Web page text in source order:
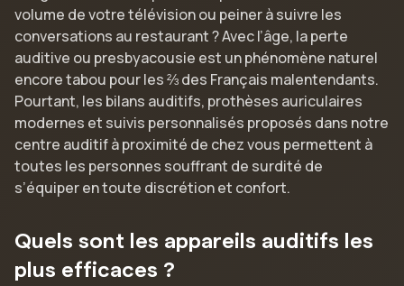
volume de votre télévision ou peiner à suivre les
conversations au restaurant ? Avec l’âge, la perte
auditive ou presbyacousie est un phénomène naturel
encore tabou pour les ⅔ des Français malentendants.
Pourtant, les bilans auditifs, prothèses auriculaires
modernes et suivis personnalisés proposés dans notre
centre auditif à proximité de chez vous permettent à
toutes les personnes souffrant de surdité de
s’équiper en toute discrétion et confort.
Quels sont les appareils auditifs les
plus efficaces ?